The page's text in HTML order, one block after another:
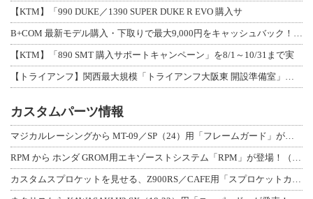
【KTM】「990 DUKE／1390 SUPER DUKE R EVO 購入サ
【KTM】「890 SMT 購入サポートキャンペーン」を8/1～10/31まで実
カスタムパーツ情報